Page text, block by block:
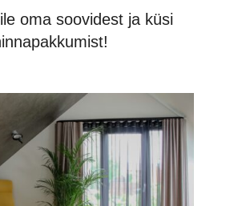
oma soovidest ja küsi